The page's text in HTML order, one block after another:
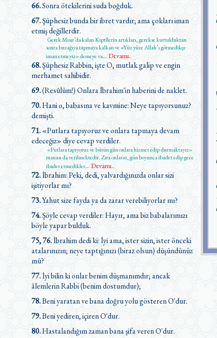
66.Sonra ötekilerini suda boğduk.
67.Şüphesiz bunda bir ibret vardır; ama çokları iman
etmiş değillerdir.
Gerek Mısır’da kalan Kıptîlerin artıkları, gerekse kurtulduktan
sonra buzağıya tapmaya kalkan ve «Yüz yüze Allah’ı görmedikçe
iman etmeyiz» demeye va... Devamı..
68.Şüphesiz Rabbin, işte O, mutlak galip ve engin
merhamet sahibidir.
69.(Resûlüm!) Onlara İbrahim'in haberini de naklet.
70.Hani o, babasına ve kavmine: Neye tapıyorsunuz?
demişti.
71.«Putlara tapıyoruz ve onlara tapmaya devam
edeceğiz» diye cevap verdiler.
«Putlara tapıyoruz ve bütün gün onlara hizmet edip durmaktayız»
manası da verilmektedir. Zira onların, gün boyunca ibadet edip gece
ibadet etmedikler... Devamı..
72.İbrahim: Peki, dedi, yalvardığınızda onlar sizi
işitiyorlar mı?
73.Yahut size fayda ya da zarar verebiliyorlar mı?
74.Şöyle cevap verdiler: Hayır, ama biz babalarımızı
böyle yapar bulduk.
75, 76.İbrahim dedi ki: İyi ama, ister sizin, ister önceki
atalarınızın; neye taptığınızı (biraz olsun) düşündünüz
mü?
77.İyi bilin ki onlar benim düşmanımdır; ancak
âlemlerin Rabbi (benim dostumdur);
78.Beni yaratan ve bana doğru yolu gösteren O'dur.
79.Beni yediren, içiren O'dur.
80.Hastalandığım zaman bana şifa veren O'dur.